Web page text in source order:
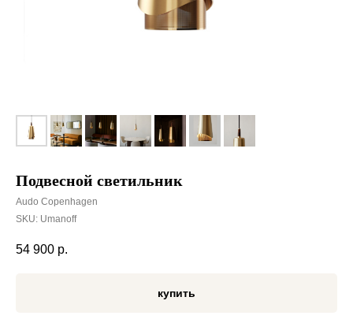
Подвесной светильник
Audo Copenhagen
SKU: Umanoff
54 900 р.
купить